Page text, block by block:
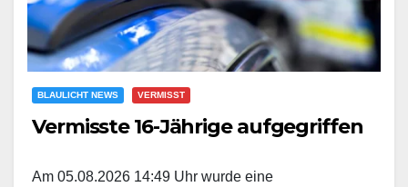
BLAULICHT NEWS VERMISST
Vermisste 16-Jährige aufgegriffen
Am 05.08.2026 14:49 Uhr wurde eine